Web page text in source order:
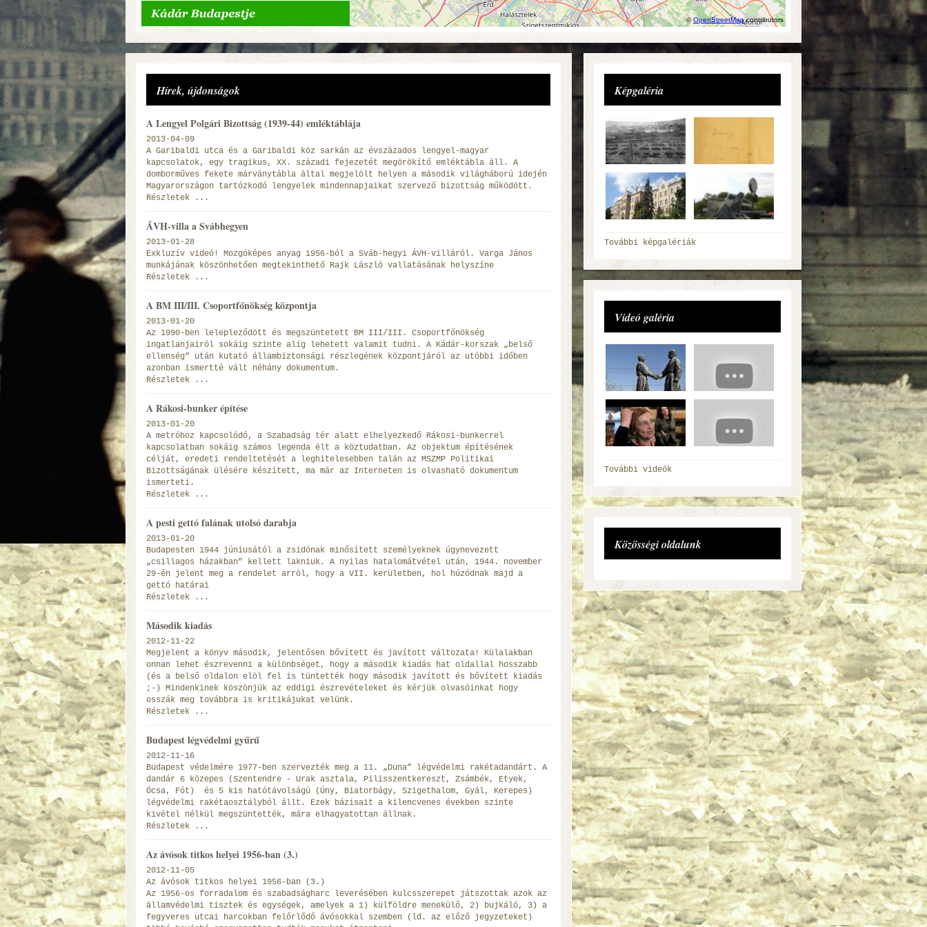
©OpenStreetMapcontributors
Hírek, újdonságok
A Lengyel Polgári Bizottság (1939-44) emléktáblája
2013-04-09
A Garibaldi utca és a Garibaldi köz sarkán az évszázados lengyel-magyar
kapcsolatok, egy tragikus, XX. századi fejezetét megörökítő emléktábla áll. A
domborműves fekete márványtábla által megjelölt helyen a második világháború idején
Magyarországon tartózkodó lengyelek mindennapjaikat szervező bizottság működött.
Részletek ...
ÁVH-villa a Svábhegyen
2013-01-28
Exkluzív videó! Mozgóképes anyag 1956-ból a Sváb-hegyi ÁVH-villáról. Varga János
munkájának köszönhetően megtekinthető Rajk László vallatásának helyszíne
Részletek ...
A BM III/III. Csoportfőnökség központja
2013-01-20
Az 1990-ben lelepleződött és megszüntetett BM III/III. Csoportfőnökség
ingatlanjairól sokáig szinte alig lehetett valamit tudni. A Kádár-korszak „belső
ellenség” után kutató állambiztonsági részlegének központjáról az utóbbi időben
azonban ismertté vált néhány dokumentum.
Részletek ...
A Rákosi-bunker építése
2013-01-20
A metróhoz kapcsolódó, a Szabadság tér alatt elhelyezkedő Rákosi-bunkerrel
kapcsolatban sokáig számos legenda élt a köztudatban. Az objektum építésének
célját, eredeti rendeltetését a leghitelesebben talán az MSZMP Politikai
Bizottságának ülésére készített, ma már az Interneten is olvasható dokumentum
ismerteti.
Részletek ...
A pesti gettó falának utolsó darabja
2013-01-20
Budapesten 1944 júniusától a zsidónak minősített személyeknek úgynevezett
„csillagos házakban” kellett lakniuk. A nyilas hatalomátvétel után, 1944. november
29-én jelent meg a rendelet arról, hogy a VII. kerületben, hol húzódnak majd a
gettó határai
Részletek ...
Második kiadás
2012-11-22
Megjelent a könyv második, jelentősen bővített és javított változata! Külalakban
onnan lehet észrevenni a különbséget, hogy a második kiadás hat oldallal hosszabb
(és a belső oldalon elöl fel is tüntették hogy második javított és bővített kiadás
;-) Mindenkinek köszönjük az eddigi észrevételeket és kérjük olvasóinkat hogy
osszák meg továbbra is kritikájukat velünk.
Részletek ...
Budapest légvédelmi gyűrű
2012-11-16
Budapest védelmére 1977-ben szervezték meg a 11. „Duna” légvédelmi rakétadandárt. A
dandár 6 közepes (Szentendre - Urak asztala, Pilisszentkereszt, Zsámbék, Etyek,
Ócsa, Fót) és 5 kis hatótávolságú (Úny, Biatorbágy, Szigethalom, Gyál, Kerepes)
légvédelmi rakétaosztályból állt. Ezek bázisait a kilencvenes években szinte
kivétel nélkül megszüntették, mára elhagyatottan állnak.
Részletek ...
Az ávósok titkos helyei 1956-ban (3.)
2012-11-05
Az ávósok titkos helyei 1956-ban (3.)
Az 1956-os forradalom és szabadságharc leverésében kulcsszerepet játszottak azok az
államvédelmi tisztek és egységek, amelyek a 1) külföldre menekülő, 2) bujkáló, 3) a
fegyveres utcai harcokban felőrlődő ávósokkal szemben (ld. az előző jegyzeteket)
Képgaléria
További képgalériák
Videó galéria
További videók
Közösségi oldalunk